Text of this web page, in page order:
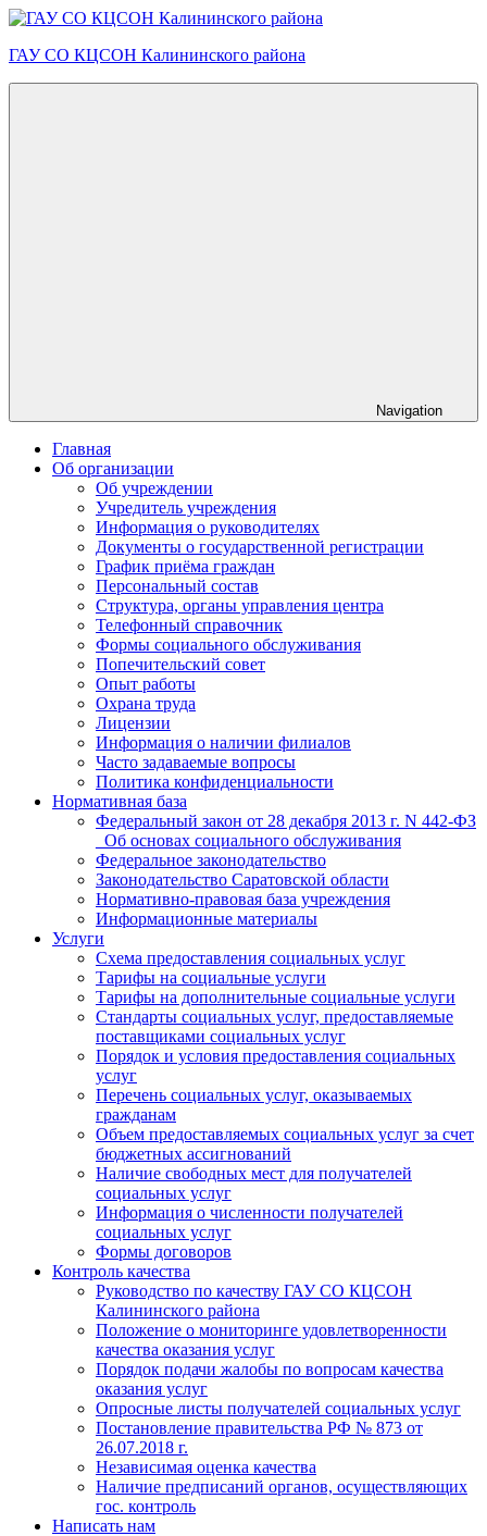
Skip
content
ГАУ СО КЦСОН Калининского района
Navigation
Главная
Об организации
Об учреждении
Учредитель учреждения
Информация о руководителях
Документы о государственной регистрации
График приёма граждан
Персональный состав
Структура, органы управления центра
Телефонный справочник
Формы социального обслуживания
Попечительский совет
Опыт работы
Охрана труда
Лицензии
Информация о наличии филиалов
Часто задаваемые вопросы
Политика конфиденциальности
Нормативная база
Федеральный закон от 28 декабря 2013 г. N 442-ФЗ
_Об основах социального обслуживания
Федеральное законодательство
Законодательство Саратовской области
Нормативно-правовая база учреждения
Информационные материалы
Услуги
Схема предоставления социальных услуг
Тарифы на социальные услуги
Тарифы на дополнительные социальные услуги
Стандарты социальных услуг, предоставляемые
поставщиками социальных услуг
Порядок и условия предоставления социальных
услуг
Перечень социальных услуг, оказываемых
гражданам
Объем предоставляемых социальных услуг за счет
бюджетных ассигнований
Наличие свободных мест для получателей
социальных услуг
Информация о численности получателей
социальных услуг
Формы договоров
Контроль качества
Руководство по качеству ГАУ СО КЦСОН
Калининского района
Положение о мониторинге удовлетворенности
качества оказания услуг
Порядок подачи жалобы по вопросам качества
оказания услуг
Опросные листы получателей социальных услуг
Постановление правительства РФ № 873 от
26.07.2018 г.
Независимая оценка качества
Наличие предписаний органов, осуществляющих
гос. контроль
Написать нам